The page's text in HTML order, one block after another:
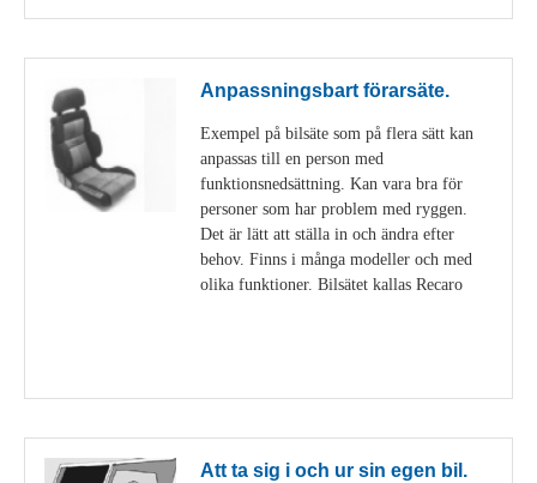
Anpassningsbart förarsäte.
Exempel på bilsäte som på flera sätt kan
anpassas till en person med
funktionsnedsättning. Kan vara bra för
personer som har problem med ryggen.
Det är lätt att ställa in och ändra efter
behov. Finns i många modeller och med
olika funktioner. Bilsätet kallas Recaro
Att ta sig i och ur sin egen bil.